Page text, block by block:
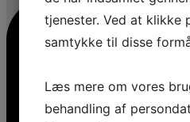
tjenester. Ved at klikke
samtykke til disse
Læs mere om vores
behandling af